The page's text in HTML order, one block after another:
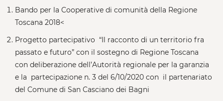
Bando per la Cooperative di comunità della Regione
Toscana 2018<
Progetto partecipativo “Il racconto di un territorio fra
passato e futuro” con il sostegno di Regione Toscana
con deliberazione dell’Autorità regionale per la garanzia
e la partecipazione n. 3 del 6/10/2020 con il partenariato
del Comune di San Casciano dei Bagni